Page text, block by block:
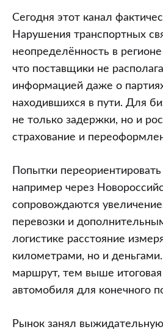
Сегодня этот канал
Нарушения транспортных
неопределённость в
что поставщики не
информацией даже о
находившихся в пути. Для
не только задержки, но и
страхование и
Попытки переориентировать
например через
сопровождаются
перевозки и
логистике расстояние
километрами, но и
маршрут, тем выше итоговая
автомобиля для конечного
Рынок занял